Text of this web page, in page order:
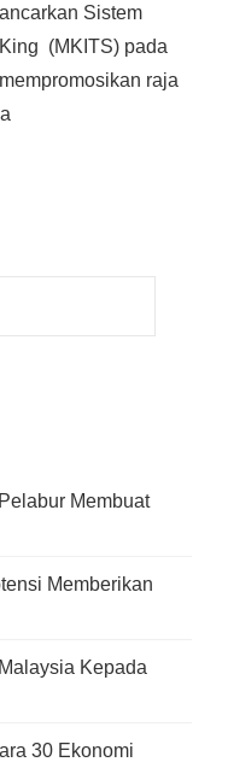
Sistem
(MKITS) pada
raja
Membuat
Memberikan
Kepada
30 Ekonomi